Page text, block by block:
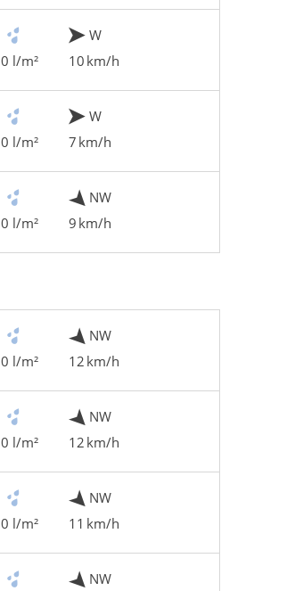
0 l/m²
W
10 km/h
0 l/m²
W
7 km/h
0 l/m²
NW
9 km/h
0 l/m²
NW
12 km/h
0 l/m²
NW
12 km/h
0 l/m²
NW
11 km/h
NW